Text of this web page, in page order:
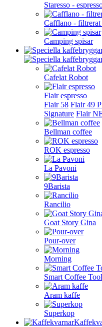
Staresso -
Cafflano -
Camping spisar
Cafelat Robot
Flair espresso
Flair 58 Flair 49
Signature Flair
Bellman coffee
ROK espresso
La Pavoni
9Barista
Rancilio
Goat Story Gina
Pour-over
Morning
Smart Coffee
Aram kaffe
Superkop